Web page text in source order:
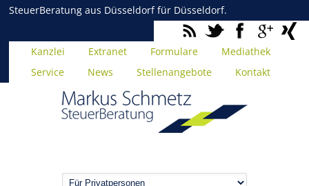
SteuerBeratung aus Düsseldorf für Düsseldorf.
Kanzlei Extranet Formulare
Mediathek
Service
News Stellenangebote Kontakt